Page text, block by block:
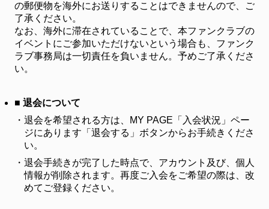
の郵便物を海外にお送りすることはできませんので、ご
了承ください。
なお、海外に滞在されていることで、本ファンクラブの
イベントにご参加いただけないという場合も、ファンク
ラブ事務局は一切責任を負いません。予めご了承くださ
い。
■ 退会について
・ 退会を希望される方は、MY PAGE「入会状況」ペー
ジにあります「退会する」ボタンからお手続きくださ
い。
・ 退会手続きが完了した時点で、アカウント及び、個人
情報が削除されます。再度ご入会をご希望の際は、改
めてご登録ください。